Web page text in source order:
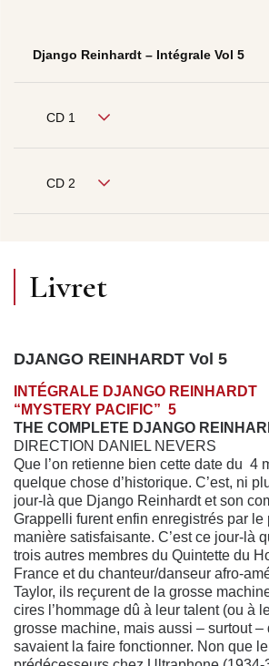
Django Reinhardt – Intégrale Vol 5
CD 1
CD 2
Livret
DJANGO REINHARDT Vol 5
INTÉGRALE DJANGO REINHARDT
“MYSTERY PACIFIC” 5
THE COMPLETE DJANGO
DIRECTION DANIEL NEVERS
Que l’on retienne bien cette date du 4
quelque chose d’historique. C’est, ni
jour-là que Django Reinhardt et son
Grappelli furent enfin enregistrés par le
manière satisfaisante. C’est ce jour-là
trois autres membres du Quintette du
France et du chanteur/danseur afro-
Taylor, ils reçurent de la grosse
cires l’hommage dû à leur talent (ou à
grosse machine, mais aussi – surtout –
savaient la faire fonctionner. Non que